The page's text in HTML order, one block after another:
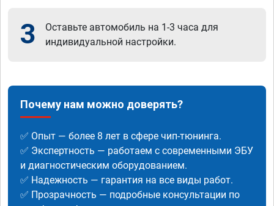
3
Оставьте автомобиль на 1-3 часа для
индивидуальной настройки.
Почему нам можно доверять?
✅ Опыт — более 8 лет в сфере чип-тюнинга.
✅ Экспертность — работаем с современными ЭБУ
и диагностическим оборудованием.
✅ Надежность — гарантия на все виды работ.
✅ Прозрачность — подробные консультации по